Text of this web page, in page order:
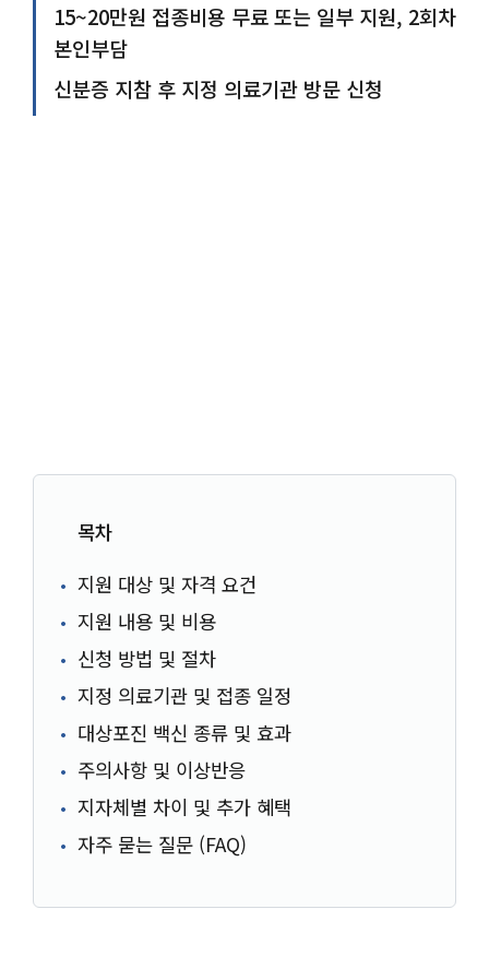
15~20만원 접종비용 무료 또는 일부 지원, 2회차
본인부담
신분증 지참 후 지정 의료기관 방문 신청
목차
지원 대상 및 자격 요건
지원 내용 및 비용
신청 방법 및 절차
지정 의료기관 및 접종 일정
대상포진 백신 종류 및 효과
주의사항 및 이상반응
지자체별 차이 및 추가 혜택
자주 묻는 질문 (FAQ)